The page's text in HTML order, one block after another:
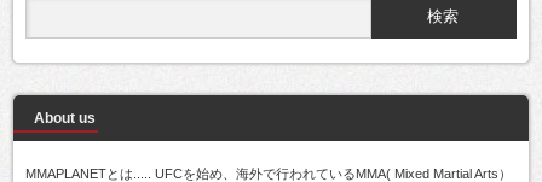
About us
MMAPLANETとは..... UFCを始め、海外で行われているMMA( Mixed Martial Arts）